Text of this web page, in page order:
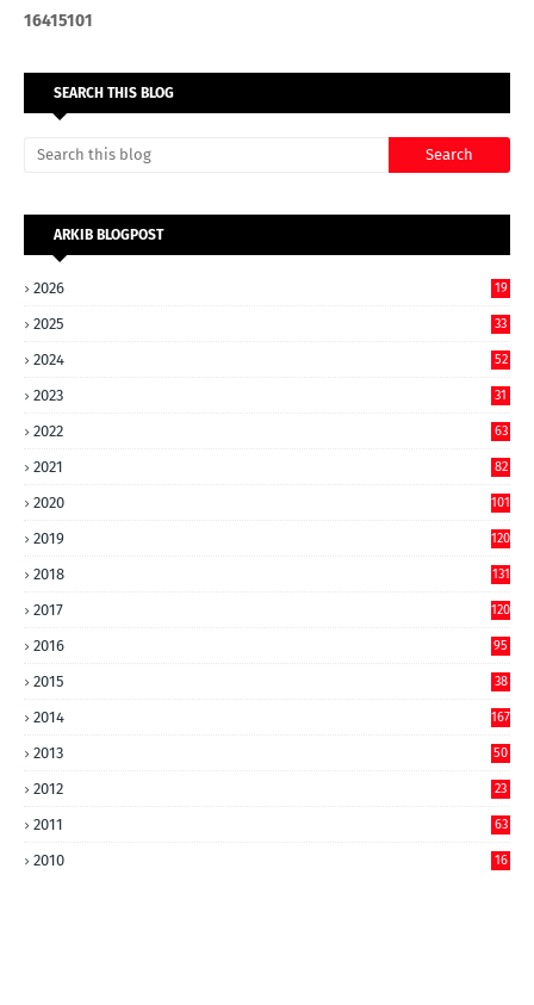
16415101
SEARCH THIS BLOG
ARKIB BLOGPOST
2026 19
2025 33
2024 52
2023 31
2022 63
2021 82
2020 101
2019 120
2018 131
2017 120
2016 95
2015 38
2014 167
2013 50
2012 23
2011 63
2010 16